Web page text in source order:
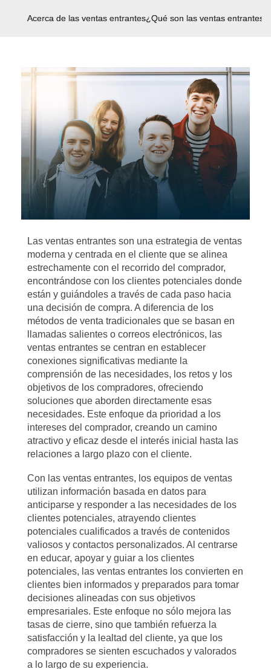
Acerca de las ventas entrantes¿Qué son las ventas entrantes?
Las ventas entrantes son una estrategia de ventas
moderna y centrada en el cliente que se alinea
estrechamente con el recorrido del comprador,
encontrándose con los clientes potenciales donde
están y guiándoles a través de cada paso hacia
una decisión de compra. A diferencia de los
métodos de venta tradicionales que se basan en
llamadas salientes o correos electrónicos, las
ventas entrantes se centran en establecer
conexiones significativas mediante la
comprensión de las necesidades, los retos y los
objetivos de los compradores, ofreciendo
soluciones que aborden directamente esas
necesidades. Este enfoque da prioridad a los
intereses del comprador, creando un camino
atractivo y eficaz desde el interés inicial hasta las
relaciones a largo plazo con el cliente.
Con las ventas entrantes, los equipos de ventas
utilizan información basada en datos para
anticiparse y responder a las necesidades de los
clientes potenciales, atrayendo clientes
potenciales cualificados a través de contenidos
valiosos y contactos personalizados. Al centrarse
en educar, apoyar y guiar a los clientes
potenciales, las ventas entrantes los convierten en
clientes bien informados y preparados para tomar
decisiones alineadas con sus objetivos
empresariales. Este enfoque no sólo mejora las
tasas de cierre, sino que también refuerza la
satisfacción y la lealtad del cliente, ya que los
compradores se sienten escuchados y valorados
a lo largo de su experiencia.